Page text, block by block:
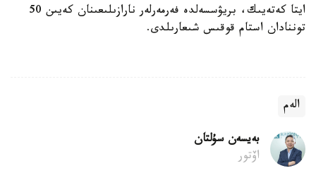
ايتا كەتەيىك، بريۋسسەلدە فەرمەرلەر نارازىلىعىنان كەيىن 50
توننادان استام قوقىس شىعارىلدى.
الەم
بەيسەن سۇلتان
اۆتور